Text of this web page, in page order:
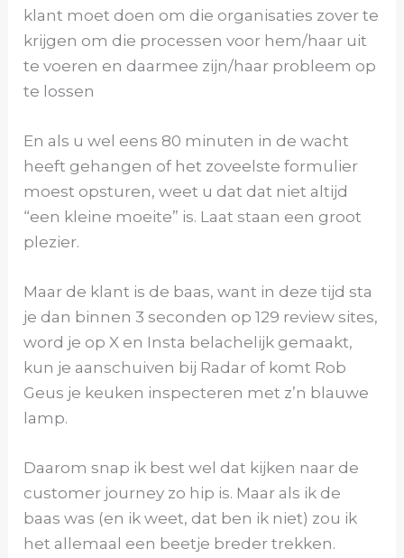
klant moet doen om die organisaties zover te
krijgen om die processen voor hem/haar uit
te voeren en daarmee zijn/haar probleem op
te lossen
En als u wel eens 80 minuten in de wacht
heeft gehangen of het zoveelste formulier
moest opsturen, weet u dat dat niet altijd
“een kleine moeite” is. Laat staan een groot
plezier.
Maar de klant is de baas, want in deze tijd sta
je dan binnen 3 seconden op 129 review sites,
word je op X en Insta belachelijk gemaakt,
kun je aanschuiven bij Radar of komt Rob
Geus je keuken inspecteren met z’n blauwe
lamp.
Daarom snap ik best wel dat kijken naar de
customer journey zo hip is. Maar als ik de
baas was (en ik weet, dat ben ik niet) zou ik
het allemaal een beetje breder trekken.